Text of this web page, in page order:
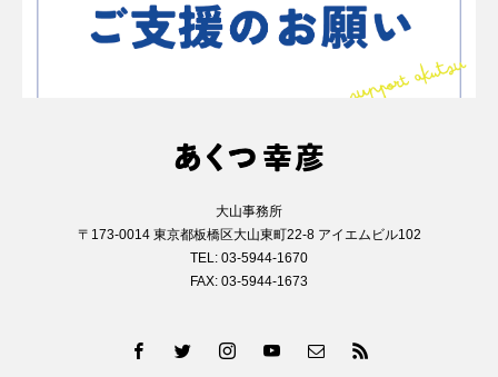
大山事務所
〒173-0014 東京都板橋区大山東町22-8 アイエムビル102
TEL: 03-5944-1670
FAX: 03-5944-1673